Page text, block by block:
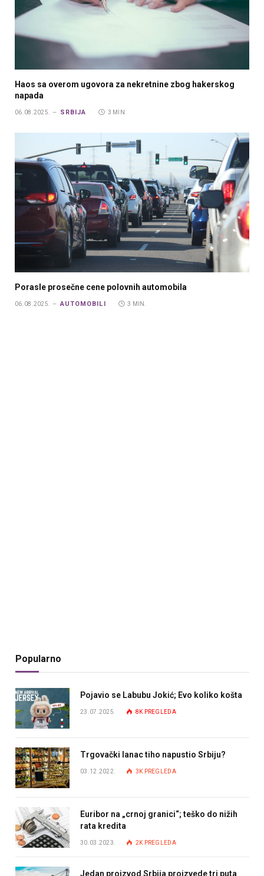
Haos sa overom ugovora za nekretnine zbog hakerskog
napada
06.08.2025. SRBIJA 3 MIN.
Porasle prosečne cene polovnih automobila
06.08.2025. AUTOMOBILI 3 MIN.
Popularno
Pojavio se Labubu Jokić; Evo koliko košta
23.07.2025. 8K PREGLEDA
Trgovački lanac tiho napustio Srbiju?
03.12.2022. 3K PREGLEDA
Euribor na „crnoj granici“; teško do nižih
rata kredita
30.03.2023. 2K PREGLEDA
Jedan proizvod Srbija proizvede tri puta